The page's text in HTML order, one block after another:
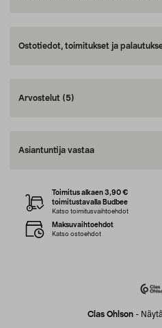
Ostotiedot, toimitukset ja
Arvostelut (5)
Asiantuntija vastaa
Clas Ohlson -
Toimitus alkaen 3,90 €
toimitustavalla Budbee
Katso toimitusvaihtoehdot
Maksuvaihtoehdot
Katso ostoehdot